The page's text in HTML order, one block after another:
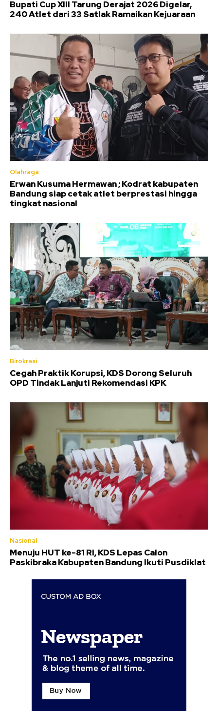
Bupati Cup XIII Tarung Derajat 2026 Digelar,
240 Atlet dari 33 Satlak Ramaikan Kejuaraan
Olahraga
Erwan Kusuma Hermawan ; Kodrat kabupaten
Bandung siap cetak atlet berprestasi hingga
tingkat nasional
Birokrasi
Cegah Praktik Korupsi, KDS Dorong Seluruh
OPD Tindak Lanjuti Rekomendasi KPK
Nasional
Menuju HUT ke-81 RI, KDS Lepas Calon
Paskibraka Kabupaten Bandung Ikuti Pusdiklat